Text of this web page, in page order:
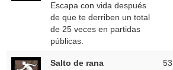
Escapa con vida después
de que te derriben un total
de 25 veces en partidas
públicas.
Salto de rana
53